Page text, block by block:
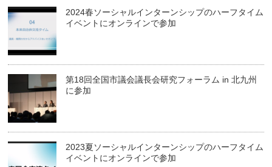
2024春ソーシャルインターンシップのハーフタイム
イベントにオンラインで参加
第18回全国市議会議長会研究フォーラム in 北九州
に参加
2023夏ソーシャルインターンシップのハーフタイム
イベントにオンラインで参加